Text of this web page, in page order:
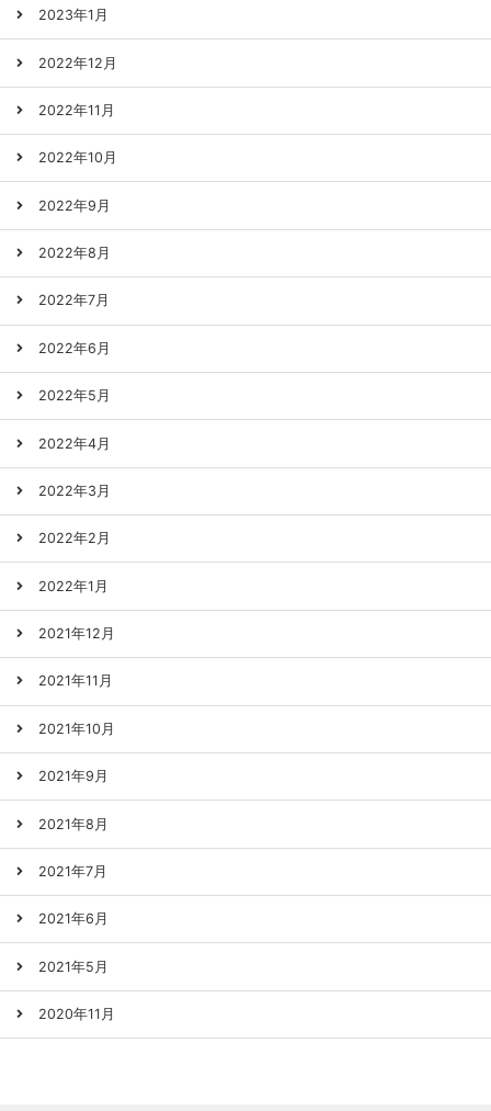
2023年1月
2022年12月
2022年11月
2022年10月
2022年9月
2022年8月
2022年7月
2022年6月
2022年5月
2022年4月
2022年3月
2022年2月
2022年1月
2021年12月
2021年11月
2021年10月
2021年9月
2021年8月
2021年7月
2021年6月
2021年5月
2020年11月